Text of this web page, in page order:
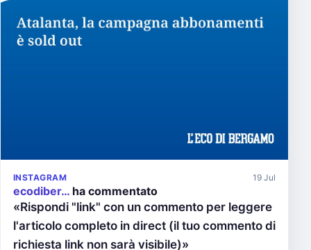
INSTAGRAM 19 Jul
ecodiber… ha commentato
«Rispondi "link" con un commento per leggere
l'articolo completo in direct (il tuo commento di
richiesta link non sarà visibile)»